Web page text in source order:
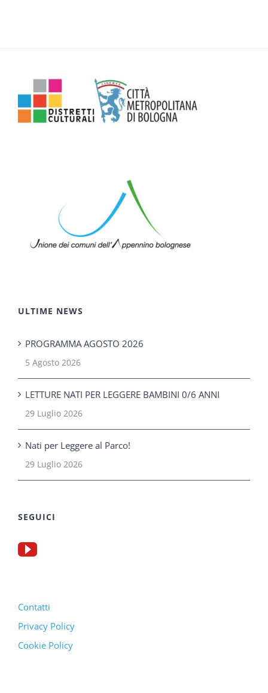
ULTIME NEWS
PROGRAMMA AGOSTO 2026
5 Agosto 2026
LETTURE NATI PER LEGGERE BAMBINI 0/6 ANNI
29 Luglio 2026
Nati per Leggere al Parco!
29 Luglio 2026
SEGUICI
Contatti
Privacy Policy
Cookie Policy